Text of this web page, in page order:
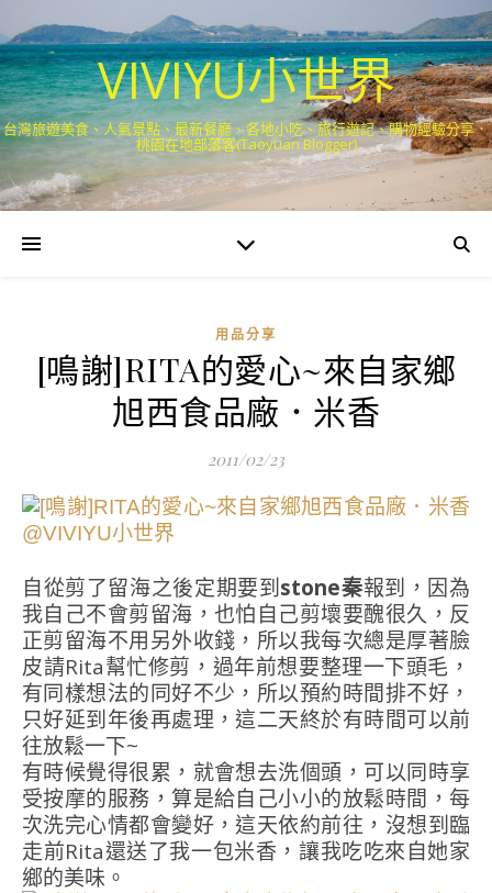
VIVIYU小世界
台灣旅遊美食、人氣景點、最新餐廳、各地小吃、旅行遊記、購物經驗分享．
桃園在地部落客(Taoyuan Blogger)
用品分享
[鳴謝]RITA的愛心~來自家鄉
旭西食品廠．米香
2011/02/23
自從剪了留海之後定期要到stone秦報到，因為
我自己不會剪留海，也怕自己剪壞要醜很久，反
正剪留海不用另外收錢，所以我每次總是厚著臉
皮請Rita幫忙修剪，過年前想要整理一下頭毛，
有同樣想法的同好不少，所以預約時間排不好，
只好延到年後再處理，這二天終於有時間可以前
往放鬆一下~
有時候覺得很累，就會想去洗個頭，可以同時享
受按摩的服務，算是給自己小小的放鬆時間，每
次洗完心情都會變好，這天依約前往，沒想到臨
走前Rita還送了我一包米香，讓我吃吃來自她家
鄉的美味。